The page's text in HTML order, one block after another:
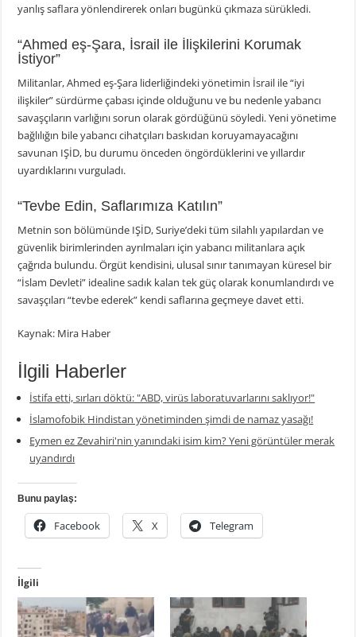
yanlış saflara yönlendirerek onları bugünkü çıkmaza sürükledi.
“Ahmed eş-Şara, İsrail ile İlişkilerini Korumak
İstiyor”
Militanlar, Ahmed eş-Şara liderliğindeki yönetimin İsrail ile “iyi
ilişkiler” sürdürme çabası içinde olduğunu ve bu nedenle yabancı
savaşçıların varlığını sorun olarak gördüğünü söyledi. Yeni yönetime
bağlılığın bile yabancı cihatçıları baskıdan koruyamayacağını
savunan IŞİD, bu durumu önceden öngördüklerini ve yıllardır
uyardıklarını vurguladı.
“Tevbe Edin, Saflarımıza Katılın”
Metnin son bölümünde IŞİD, Suriye’deki tüm silahlı yapılardan ve
güvenlik birimlerinden ayrılmaları için yabancı militanlara açık
çağrıda bulundu. Örgüt kendisini, ulusal sınır tanımayan küresel bir
“İslam Devleti” idealine sadık kalan tek güç olarak konumlandırdı ve
savaşçıları “tevbe ederek” kendi saflarına geçmeye davet etti.
Kaynak: Mira Haber
İlgili Haberler
İstifa etti, sırları döktü: "ABD, virüs laboratuvarlarını saklıyor!"
İslamofobik Hindistan yönetiminden şimdi de namaz yasağı!
Eymen ez Zevahiri'nin yanındaki isim kim? Yeni görüntüler merak
uyandırdı
Bunu paylaş:
Facebook X Telegram
İlgili